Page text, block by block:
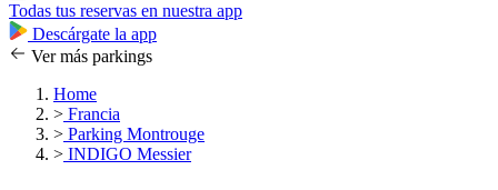
Todas tus reservas en nuestra app
Descárgate la app
Ver más parkings
Home
> Francia
> Parking Montrouge
> INDIGO Messier